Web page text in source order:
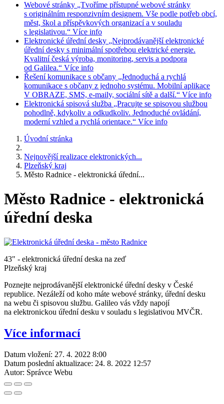
Webové stránky „Tvoříme přístupné webové stránky
s originálním responzivním designem. Vše podle potřeb obcí,
měst, škol a příspěvkových organizací a v souladu
s legislativou.“ Více info
Elektronické úřední desky „Nejprodávanější elektronické
úřední desky s minimální spotřebou elektrické energie.
Kvalitní česká výroba, monitoring, servis a podpora
od Galilea.“ Více info
Řešení komunikace s občany „Jednoduchá a rychlá
komunikace s občany z jednoho systému. Mobilní aplikace
V OBRAZE, SMS, e-maily, sociální sítě a další.“ Více info
Elektronická spisová služba „Pracujte se spisovou službou
pohodlně, kdykoliv a odkudkoliv. Jednoduché ovládání,
moderní vzhled a rychlá orientace.“ Více info
Úvodní stránka
Nejnovější realizace elektronických...
Plzeňský kraj
Město Radnice - elektronická úřední...
Město Radnice - elektronická
úřední deska
43" - elektronická úřední deska na zeď
Plzeňský kraj
Poznejte nejprodávanější elektronické úřední desky v České
republice. Nezáleží od koho máte webové stránky, úřední desku
na webu či spisovou službu. Galileo vás vždy napojí
na elektronickou úřední desku v souladu s legislativou MVČR.
Více informací
Datum vložení: 27. 4. 2022 8:00
Datum poslední aktualizace: 24. 8. 2022 12:57
Autor: Správce Webu